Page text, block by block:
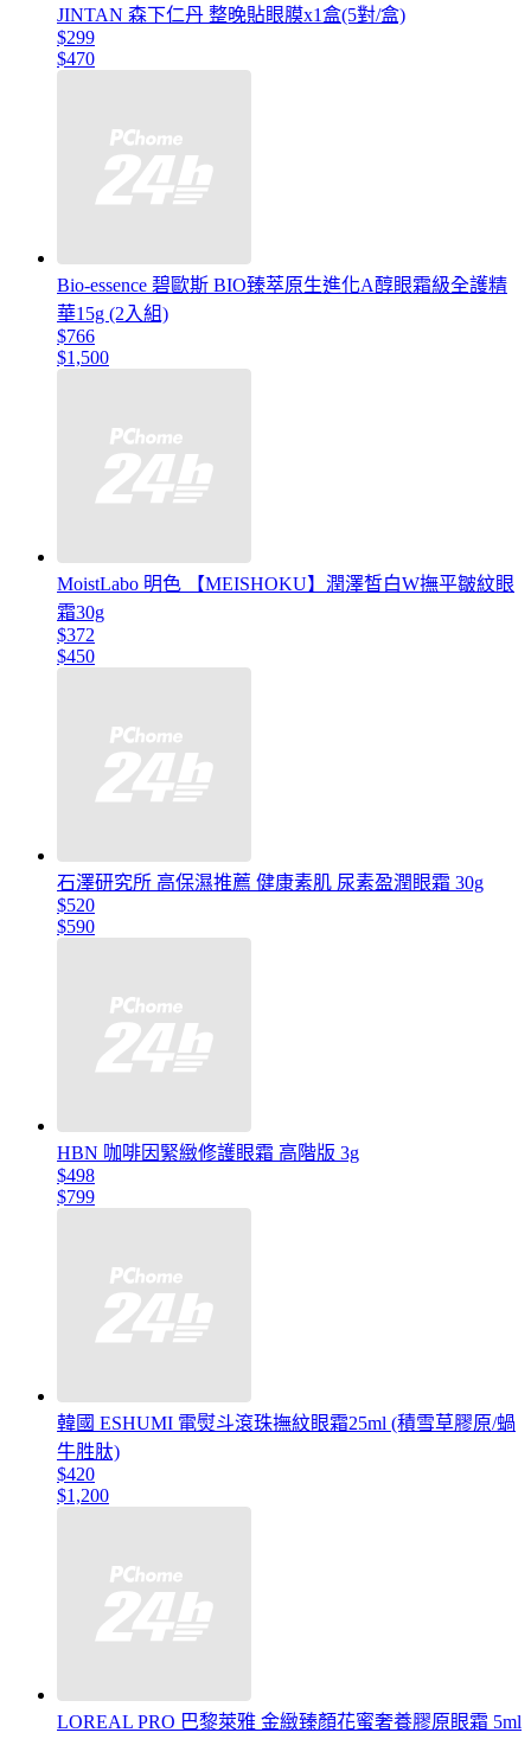
JINTAN 森下仁丹 整晚貼眼膜x1盒(5對/盒)
$299
$470
Bio-essence 碧歐斯 BIO臻萃原生進化A醇眼霜級全護精
華15g (2入組)
$766
$1,500
MoistLabo 明色 【MEISHOKU】潤澤皙白W撫平皺紋眼
霜30g
$372
$450
石澤研究所 高保濕推薦 健康素肌 尿素盈潤眼霜 30g
$520
$590
HBN 咖啡因緊緻修護眼霜 高階版 3g
$498
$799
韓國 ESHUMI 電熨斗滾珠撫紋眼霜25ml (積雪草膠原/蝸
牛胜肽)
$420
$1,200
LOREAL PRO 巴黎萊雅 金緻臻顏花蜜奢養膠原眼霜 5ml